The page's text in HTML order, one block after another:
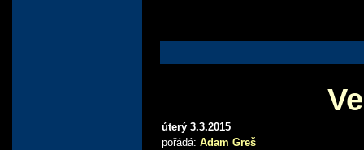
úterý 3.3.2015
pořádá: Adam Greš